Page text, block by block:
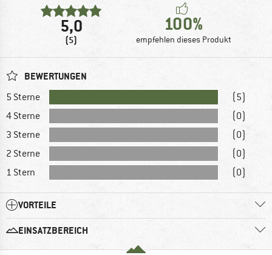
5,0
(5)
100%
empfehlen dieses Produkt
BEWERTUNGEN
5 Sterne
(5)
4 Sterne
(0)
3 Sterne
(0)
2 Sterne
(0)
1 Stern
(0)
VORTEILE
EINSATZBEREICH